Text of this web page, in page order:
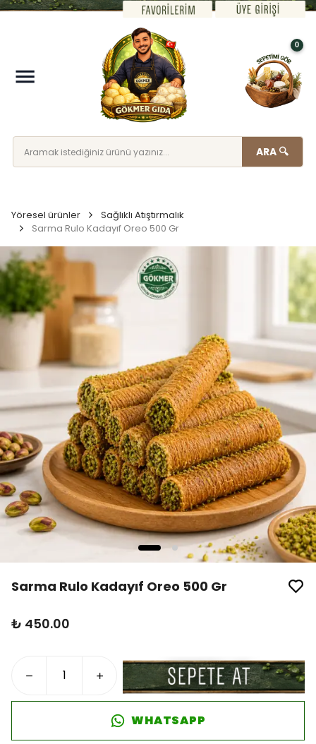
ARA 🔍
0
Yöresel ürünler
Sağlıklı Atıştırmalık
Sarma Rulo Kadayıf Oreo 500 Gr
Sarma Rulo Kadayıf Oreo 500 Gr
₺ 450.00
WHATSAPP